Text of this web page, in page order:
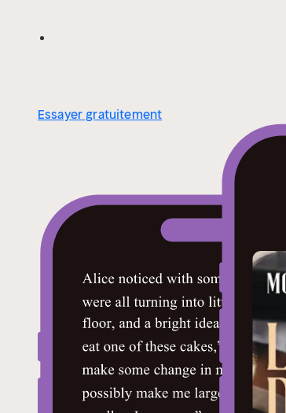
Essayer gratuitement